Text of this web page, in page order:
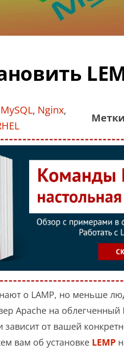
MySQL, Nginx,
о LAMP, но меньше
Apache на
от вашей
вам об установке LEMP